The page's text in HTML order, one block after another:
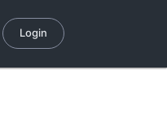
Login